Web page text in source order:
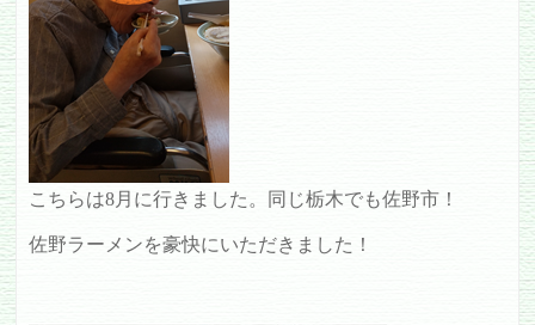
こちらは8月に行きました。同じ栃木でも佐野市！
佐野ラーメンを豪快にいただきました！